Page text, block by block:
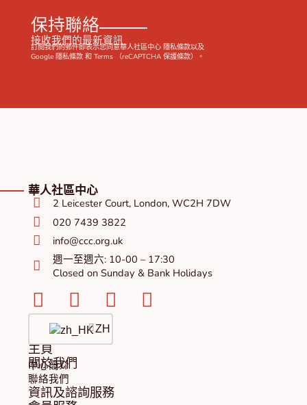
保持聯絡
接收我們的最新資訊
訂閱我們的郵件即表示您同意華人社區中心 隱私條款以及
Google 隱私條款和 Terms（reCAPTCHA 保護條款）。
華人社區中心
2 Leicester Court, London, WC2H 7DW
020 7439 3822
info@ccc.org.uk
週一至週六: 10-00 – 17:30
Closed on Sunday & Bank Holidays
Facebook-
square
Instagram
TwitterYoutube
主頁
關於我們
中心簡介
聯絡我們
資訊及諮詢服務
ZH